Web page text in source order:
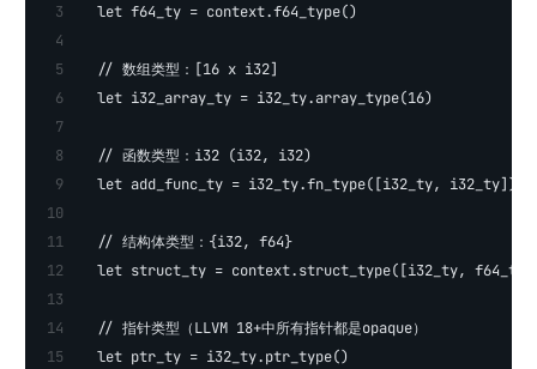
  let f64_ty = context.f64_type()
  // 数组类型：[16 x i32]
  let i32_array_ty = i32_ty.array_type(16)
  // 函数类型：i32 (i32, i32)
  let add_func_ty = i32_ty.fn_type([i32_ty, i32_ty])
  // 结构体类型：{i32, f64}
let struct_ty = context.struct_type([i32_ty,
  // 指针类型（LLVM 18+中所有指针都是opaque）
  let ptr_ty = i32_ty.ptr_type()